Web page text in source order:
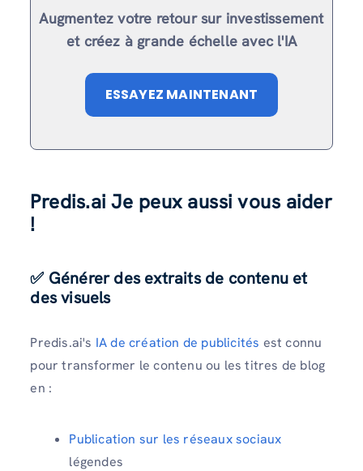
Augmentez votre retour sur investissement
et créez à grande échelle avec l'IA
ESSAYEZ MAINTENANT
Predis.ai Je peux aussi vous aider
!
✅ Générer des extraits de contenu et
des visuels
Predis.ai's IA de création de publicités est connu
pour transformer le contenu ou les titres de blog
en :
Publication sur les réseaux sociaux
légendes